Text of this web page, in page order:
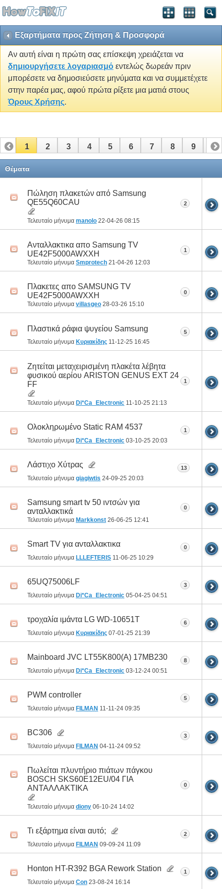
Εξαρτήματα προς Ζήτηση & Προσφορά
Αν αυτή είναι η πρώτη σας επίσκεψη χρειάζεται να
δημιουργήσετε λογαριασμό εντελώς δωρεάν πριν
μπορέσετε να δημοσιεύσετε μηνύματα και να συμμετέχετε
στην παρέα μας, αφού πρώτα ρίξετε μια ματιά στους
Όρους Χρήσης.
1 2 3 4 5 6 7 8 9 10
11
Θέματα
Πώληση πλακετών από Samsung
QE55Q60CAU
Τελευταίο μήνυμα manolo 22-04-26 08:15
2
Ανταλλακτικα απο Samsung TV
UE42F5000AWXXH
Τελευταίο μήνυμα Smprotech 21-04-26 12:03
1
Πλακετες απο SAMSUNG TV
UE42F5000AWXXH
Τελευταίο μήνυμα villasgeo 28-03-26 15:10
0
Πλαστικά ράφια ψυγείου Samsung
Τελευταίο μήνυμα Κυριακίδης 11-12-25 16:45
5
Ζητείται μεταχειρισμένη πλακέτα λέβητα
φυσικού αερίου ARISTON GENUS EXT 24
FF
Τελευταίο μήνυμα Di*Ca_Electronic 11-10-25 21:13
1
Ολοκληρωμένο Static RAM 4537
Τελευταίο μήνυμα Di*Ca_Electronic 03-10-25 20:03
1
Λάστιχο Χύτρας
Τελευταίο μήνυμα giagiwtis 24-09-25 20:03
13
Samsung smart tv 50 ιντσών για
ανταλλακτικά
Τελευταίο μήνυμα Markkonst 26-06-25 12:41
0
Smart TV για ανταλλακτικα
Τελευταίο μήνυμα LLLEFTERIS 11-06-25 10:29
0
65UQ75006LF
Τελευταίο μήνυμα Di*Ca_Electronic 05-04-25 04:51
3
τροχαλία ιμάντα LG WD-10651T
Τελευταίο μήνυμα Κυριακίδης 07-01-25 21:39
6
Mainboard JVC LT55K800(A) 17MB230
Τελευταίο μήνυμα Di*Ca_Electronic 03-12-24 00:51
8
PWM controller
Τελευταίο μήνυμα FILMAN 11-11-24 09:35
5
BC306
Τελευταίο μήνυμα FILMAN 04-11-24 09:52
3
Πωλείται πλυντήριο πιάτων πάγκου
BOSCH SKS60E12EU/04 ΓΙΑ
ΑΝΤΑΛΛΑΚΤΙΚΑ
Τελευταίο μήνυμα diony 06-10-24 14:02
0
Τι εξάρτημα είναι αυτό;
Τελευταίο μήνυμα FILMAN 09-09-24 11:09
2
Honton HT-R392 BGA Rework Station
Τελευταίο μήνυμα Con 23-08-24 16:14
1